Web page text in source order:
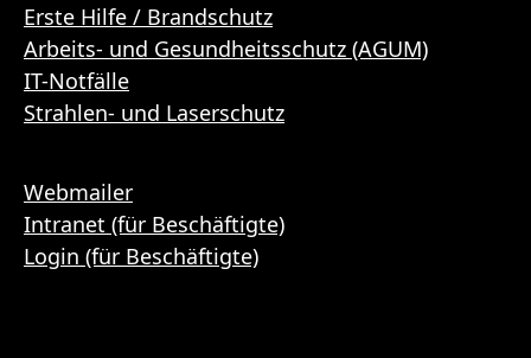
Erste Hilfe / Brandschutz
Arbeits- und Gesundheitsschutz (AGUM)
IT-Notfälle
Strahlen- und Laserschutz
Webmailer
Intranet (für Beschäftigte)
Login (für Beschäftigte)